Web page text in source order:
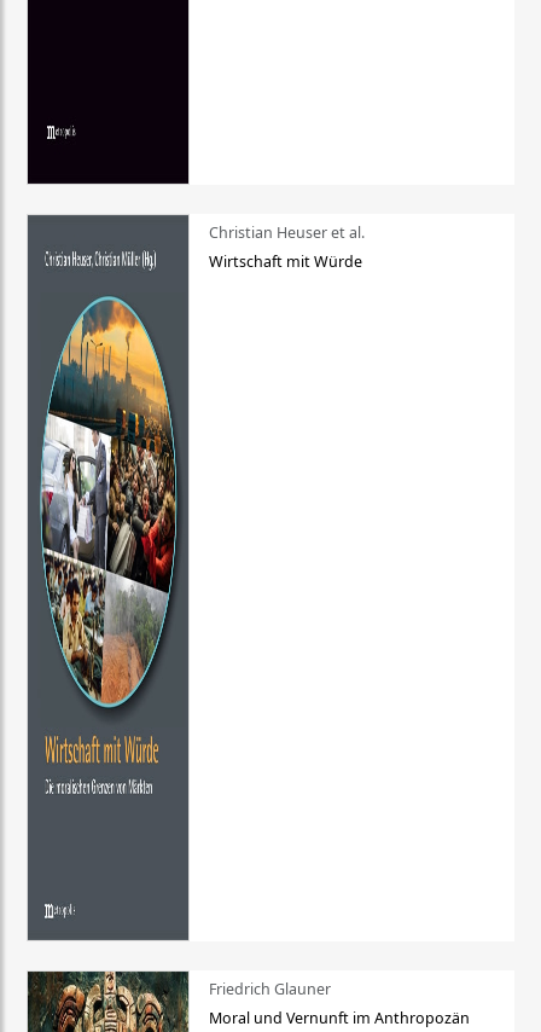
Christian Heuser et al.
Wirtschaft mit Würde
Friedrich Glauner
Moral und Vernunft im Anthropozän